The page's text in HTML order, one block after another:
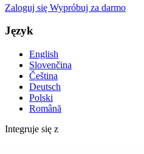
Zaloguj się Wypróbuj za darmo
Język
English
Slovenčina
Čeština
Deutsch
Polski
Română
Integruje się z